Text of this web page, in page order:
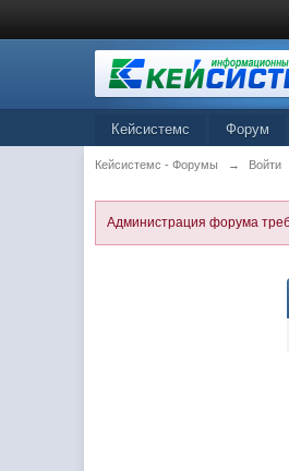
Кейсистемс Форум
Кейсистемс - Форумы → Войти
Администрация форума